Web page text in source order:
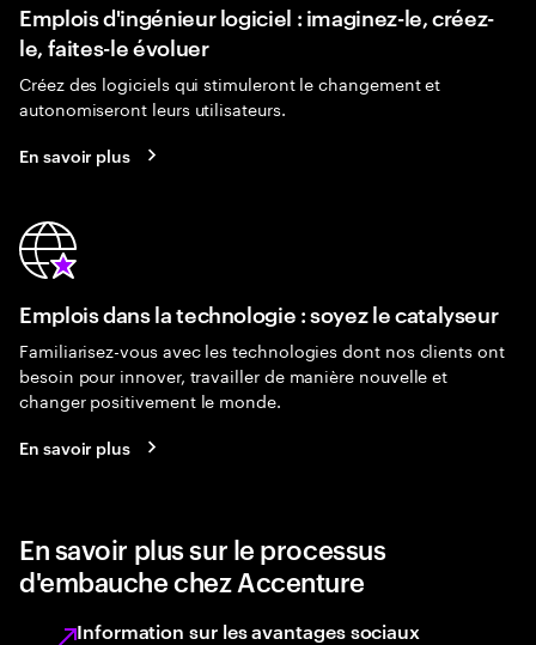
Emplois d'ingénieur logiciel : imaginez-le, créez-
le, faites-le évoluer
Créez des logiciels qui stimuleront le changement et
autonomiseront leurs utilisateurs.
En savoir plus
Emplois dans la technologie : soyez le catalyseur
Familiarisez-vous avec les technologies dont nos clients ont
besoin pour innover, travailler de manière nouvelle et
changer positivement le monde.
En savoir plus
En savoir plus sur le processus
d'embauche chez Accenture
Information sur les avantages sociaux